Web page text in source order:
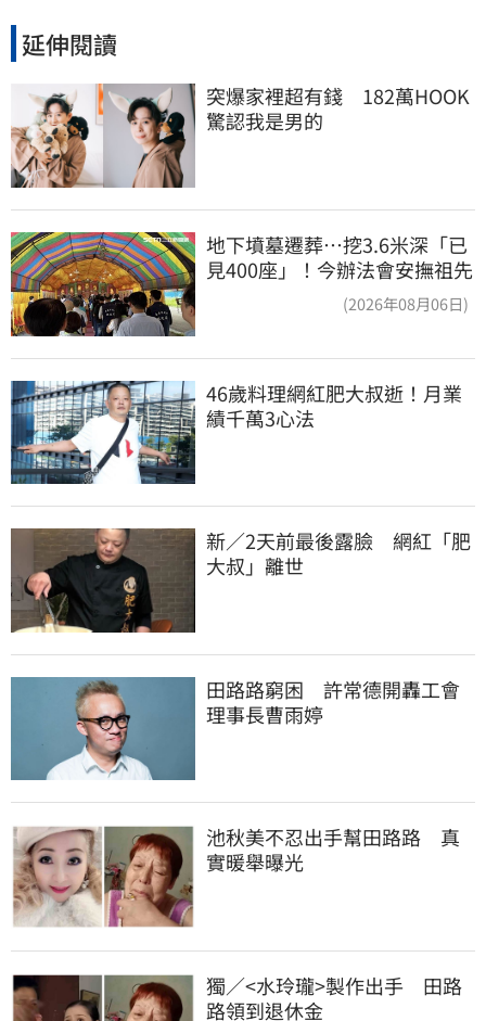
延伸閱讀
突爆家裡超有錢　182萬HOOK
驚認我是男的
地下墳墓遷葬…挖3.6米深「已
見400座」！今辦法會安撫祖先
(2026年08月06日)
46歲料理網紅肥大叔逝！月業
績千萬3心法
新／2天前最後露臉　網紅「肥
大叔」離世
田路路窮困　許常德開轟工會
理事長曹雨婷
池秋美不忍出手幫田路路　真
實暖舉曝光
獨／<水玲瓏>製作出手　田路
路領到退休金